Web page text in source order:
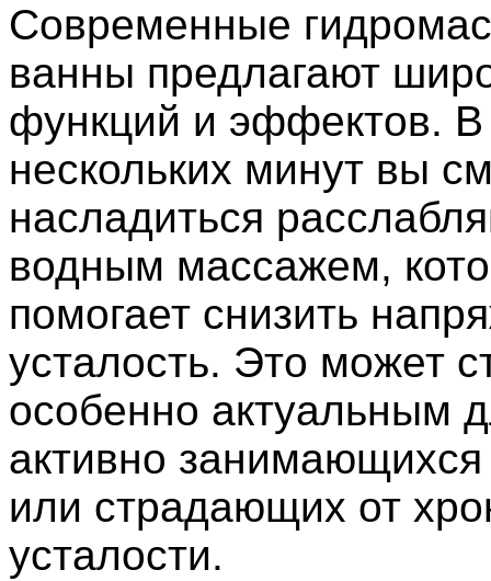
Современные
ванны предлагают
функций и эффектов. В
нескольких минут вы
насладиться
водным массажем,
помогает снизить
усталость. Это может
особенно актуальным
активно
или страдающих от
усталости.